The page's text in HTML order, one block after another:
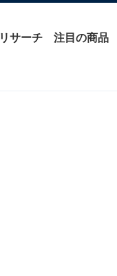
リサーチ 注目の商品